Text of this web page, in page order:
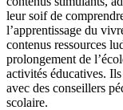
leur soif de
l’apprentissage du
contenus ressources
prolongement de
activités éducatives.
avec des conseillers
scolaire.